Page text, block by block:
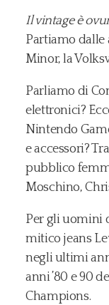
Il vintage è
Partiamo
Minor, la
Parliamo di
elettronici?
Nintendo
e accessori?
pubblico
Moschino,
Per gli uomini
mitico jeans
negli ultimi
anni ’80 e 90
Champions.